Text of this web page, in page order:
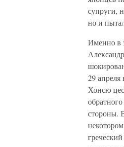
супруги,
но и
Именно в
29 апреля
Хонсю
стороны.